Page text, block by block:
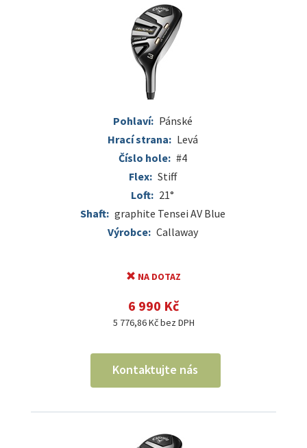
Pohlaví: Pánské
Hrací strana: Levá
Číslo hole: #4
Flex: Stiff
Loft: 21°
Shaft: graphite Tensei AV Blue
Výrobce: Callaway
NA DOTAZ
6 990 Kč
5 776,86 Kč bez DPH
Kontaktujte nás